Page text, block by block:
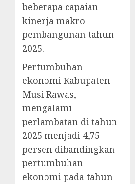
beberapa capaian
kinerja makro
pembangunan tahun
2025.
Pertumbuhan
ekonomi Kabupaten
Musi Rawas,
mengalami
perlambatan di tahun
2025 menjadi 4,75
persen dibandingkan
pertumbuhan
ekonomi pada tahun